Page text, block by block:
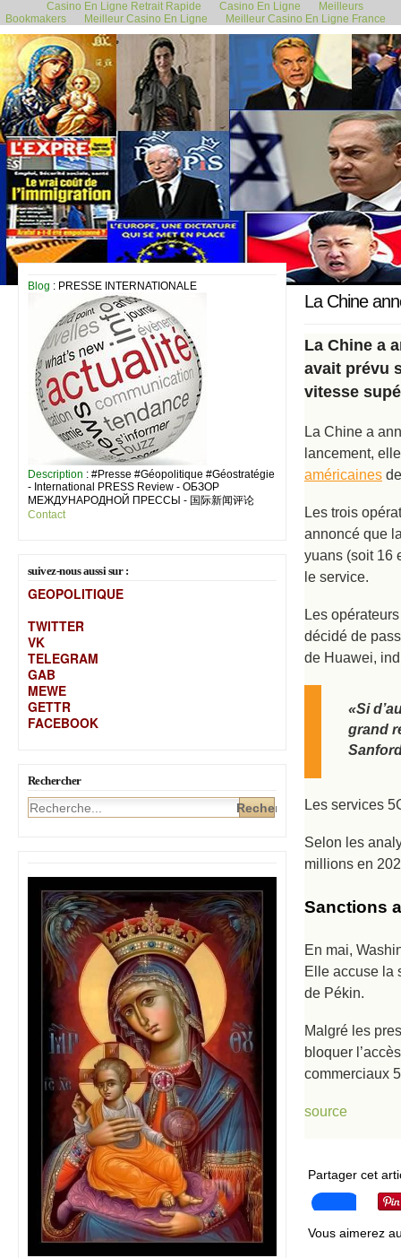
Casino En Ligne Retrait Rapide Casino En Ligne
Meilleurs
Bookmakers
Meilleur Casino En Ligne Meilleur Casino En Ligne France
Blog : PRESSE INTERNATIONALE
Description : #Presse #Géopolitique #Géostratégie
- International PRESS Review - ОБЗОР
МЕЖДУНАРОДНОЙ ПРЕССЫ - 国际新闻评论
Contact
suivez-nous aussi sur :
GEOPOLITIQUE
TWITTER
VK
TELEGRAM
GAB
MEWE
GETTR
FACEBOOK
Rechercher
31 octobre 2019
La Chine
La Chine a
avait prévu
vitesse
La Chine a
lancement,
américaines
Les trois
annoncé que
yuans (soit 16
le service.
Les
décidé de
de Huawei,
«Si
grand
Les services
Selon les
millions en
Sanctions
En mai,
Elle accuse la
de Pékin.
Malgré les
bloquer
commerciaux
source
Partager cet
Vous aimerez